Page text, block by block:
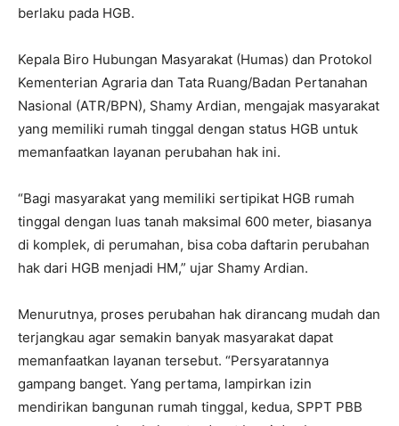
berlaku pada HGB.
Kepala Biro Hubungan Masyarakat (Humas) dan Protokol
Kementerian Agraria dan Tata Ruang/Badan Pertanahan
Nasional (ATR/BPN), Shamy Ardian, mengajak masyarakat
yang memiliki rumah tinggal dengan status HGB untuk
memanfaatkan layanan perubahan hak ini.
“Bagi masyarakat yang memiliki sertipikat HGB rumah
tinggal dengan luas tanah maksimal 600 meter, biasanya
di komplek, di perumahan, bisa coba daftarin perubahan
hak dari HGB menjadi HM,” ujar Shamy Ardian.
Menurutnya, proses perubahan hak dirancang mudah dan
terjangkau agar semakin banyak masyarakat dapat
memanfaatkan layanan tersebut. “Persyaratannya
gampang banget. Yang pertama, lampirkan izin
mendirikan bangunan rumah tinggal, kedua, SPPT PBB